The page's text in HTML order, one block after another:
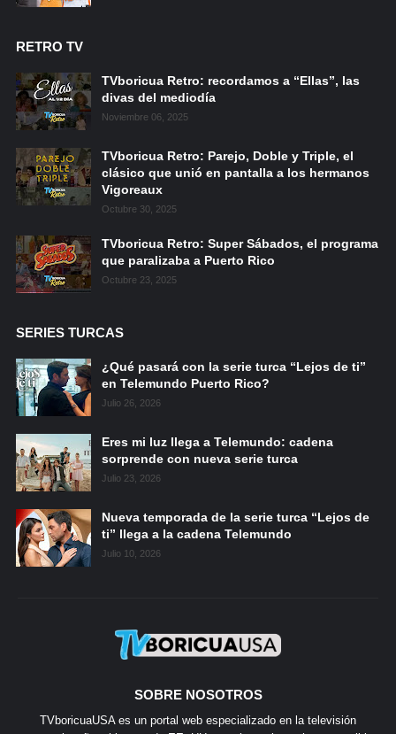
RETRO TV
TVboricua Retro: recordamos a “Ellas”, las
divas del mediodía
Noviembre 06, 2025
TVboricua Retro: Parejo, Doble y Triple, el
clásico que unió en pantalla a los hermanos
Vigoreaux
Octubre 30, 2025
TVboricua Retro: Super Sábados, el programa
que paralizaba a Puerto Rico
Octubre 23, 2025
SERIES TURCAS
¿Qué pasará con la serie turca “Lejos de ti”
en Telemundo Puerto Rico?
Julio 26, 2026
Eres mi luz llega a Telemundo: cadena
sorprende con nueva serie turca
Julio 23, 2026
Nueva temporada de la serie turca “Lejos de
ti” llega a la cadena Telemundo
Julio 10, 2026
SOBRE NOSOTROS
TVboricuaUSA es un portal web especializado en la televisión